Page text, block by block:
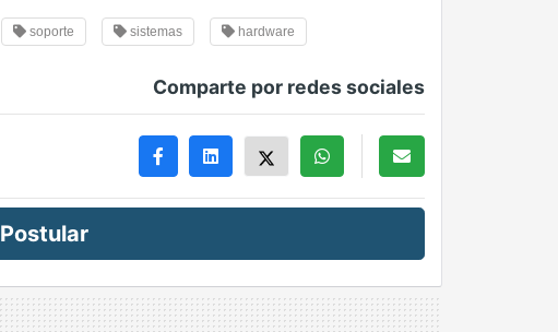
soporte sistemas hardware
Comparte por redes sociales
Postular